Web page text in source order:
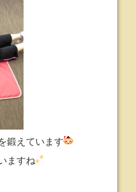
鍛えています
ますね